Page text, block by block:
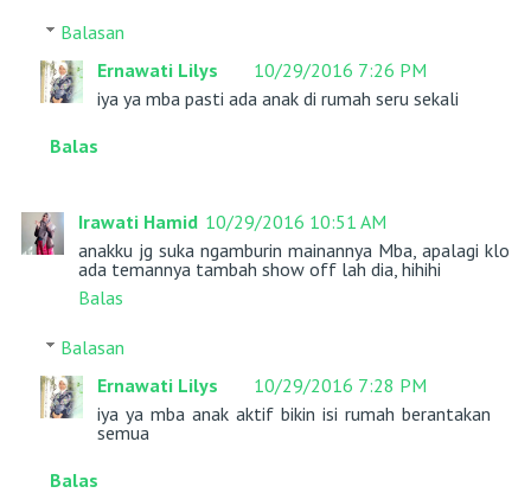
Balasan
Ernawati Lilys
10/29/2016 7:26 PM
iya ya mba pasti ada anak di rumah seru sekali
Balas
Irawati Hamid 10/29/2016 10:51 AM
anakku jg suka ngamburin mainannya Mba, apalagi klo
ada temannya tambah show off lah dia, hihihi
Balas
Balasan
Ernawati Lilys
10/29/2016 7:28 PM
iya ya mba anak aktif bikin isi rumah berantakan
semua
Balas